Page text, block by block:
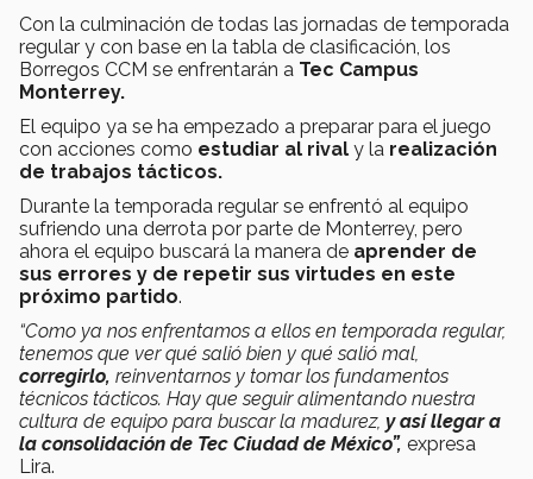
Con la culminación de todas las jornadas de temporada
regular y con base en la tabla de clasificación, los
Borregos CCM se enfrentarán a Tec Campus
Monterrey.
El equipo ya se ha empezado a preparar para el juego
con acciones como estudiar al rival y la realización
de trabajos tácticos.
Durante la temporada regular se enfrentó al equipo
sufriendo una derrota por parte de Monterrey, pero
ahora el equipo buscará la manera de aprender de
sus errores y de repetir sus virtudes en este
próximo partido.
“Como ya nos enfrentamos a ellos en temporada regular,
tenemos que ver qué salió bien y qué salió mal,
corregirlo, reinventarnos y tomar los fundamentos
técnicos tácticos. Hay que seguir alimentando nuestra
cultura de equipo para buscar la madurez, y así llegar a
la consolidación de Tec Ciudad de México”, expresa
Lira.